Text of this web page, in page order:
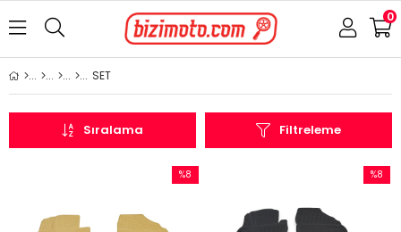
0
SET
Filtreleme
Sıralama
%8
%8